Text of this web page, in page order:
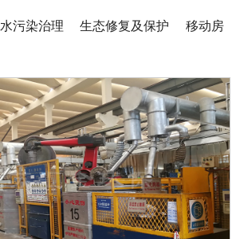
水污染治理 生态修复及保护 移动房